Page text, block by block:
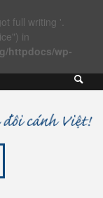
full writing '.
in
httpdocs/wp-